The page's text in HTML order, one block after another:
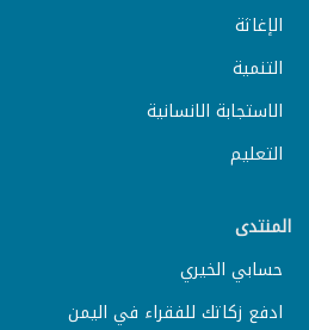
الإغاثة
التنمية
الاستجابة الانسانية
التعليم
المنتدى
حسابي الخيري
ادفع زكاتك للفقراء في اليمن